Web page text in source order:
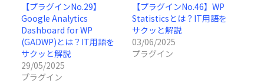
【プラグインNo.29】
Google Analytics
Dashboard for WP
(GADWP)とは？IT用語を
サクッと解説
29/05/2025
プラグイン
【プラグインNo.46】WP
Statisticsとは？IT用語を
サクッと解説
03/06/2025
プラグイン